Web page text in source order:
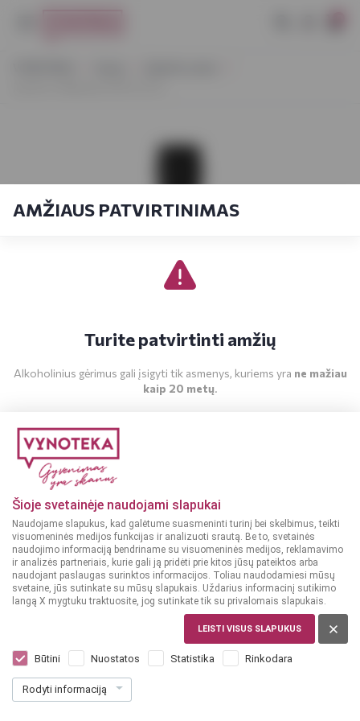
Šioje svetainėje naudojami slapukai
Naudojame slapukus, kad galėtume suasmeninti turinį bei skelbimus, teikti
visuomeninės medijos funkcijas ir analizuoti srautą. Be to, svetainės
naudojimo informaciją bendriname su visuomeninės medijos, reklamavimo
ir analizės partneriais, kurie gali ją pridėti prie kitos jūsų pateiktos arba
naudojant paslaugas surinktos informacijos. Toliau naudodamiesi mūsų
svetaine, jūs sutinkate su mūsų slapukais. Uždarius informacinį sutikimo
langą X mygtuku traktuosite, jog sutinkate tik su privalomais slapukais.
LEISTI VISUS SLAPUKUS
Būtini Nuostatos Statistika Rinkodara
Rodyti informaciją
AMŽIAUS PATVIRTINIMAS
Turite patvirtinti amžių
Alkoholinius gėrimus gali įsigyti tik asmenys, kuriems yra ne mažiau
kaip 20 metų.
Justino's Malvasia 10YO 0,75 L
Dar nėra balsų, galite įvertinti
99